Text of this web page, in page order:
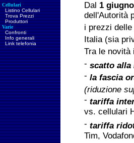
Cellulari
Listino Cellulari
Trova Prezzi
Produttori
Varie
Confronti
Info generali
Link telefonia
Dal 1
dell'Autorità
i prezzi
Italia (sia
Tra le
- scatto alla
- la fascia
(riduzione
- tariffa
vs. cellulari
- tariffa
Tim,